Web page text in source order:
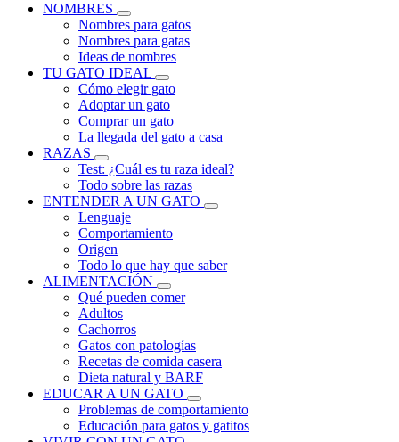
NOMBRES
Nombres para gatos
Nombres para gatas
Ideas de nombres
TU GATO IDEAL
Cómo elegir gato
Adoptar un gato
Comprar un gato
La llegada del gato a casa
RAZAS
Test: ¿Cuál es tu raza ideal?
Todo sobre las razas
ENTENDER A UN GATO
Lenguaje
Comportamiento
Origen
Todo lo que hay que saber
ALIMENTACIÓN
Qué pueden comer
Adultos
Cachorros
Gatos con patologías
Recetas de comida casera
Dieta natural y BARF
EDUCAR A UN GATO
Problemas de comportamiento
Educación para gatos y gatitos